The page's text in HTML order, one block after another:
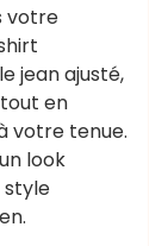
votre
jean ajusté,
en
votre tenue.
look
style